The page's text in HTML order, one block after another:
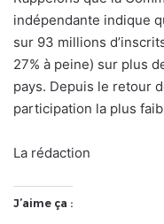
indépendante indique
sur 93 millions
27% à peine) sur plus
pays. Depuis le retour
participation la plus
La rédaction
J’aime ça :